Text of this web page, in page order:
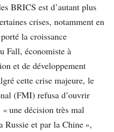
BRICS est d’autant plus
crises, notamment en
la croissance
Fall, économiste à
et de développement
cette crise majeure, le
(FMI) refusa d’ouvrir
une décision très mal
Russie et par la Chine »,